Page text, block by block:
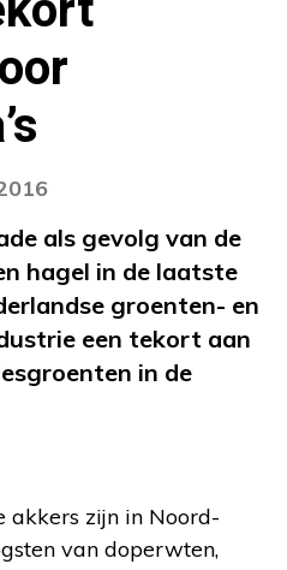
als gevolg van de
hagel in de laatste
groenten- en
een tekort aan
in de
akkers zijn in Noord-
van doperwten,